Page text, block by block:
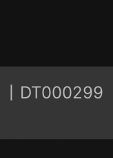
轮廓 免费模型
丨DT000299